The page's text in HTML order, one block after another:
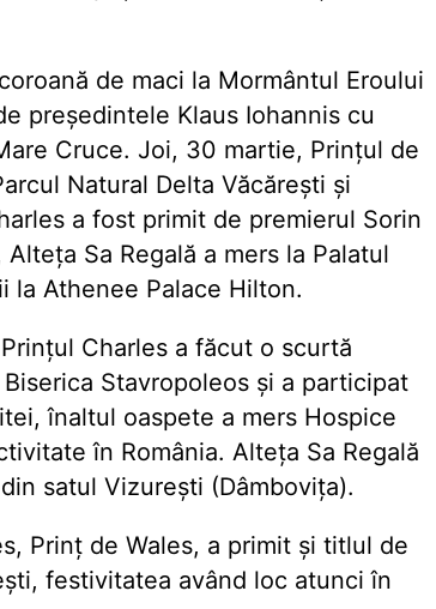
de maci la Mormântul Eroului
președintele Klaus Iohannis cu
Cruce. Joi, 30 martie, Prințul de
Natural Delta Văcărești și
a fost primit de premierul Sorin
Sa Regală a mers la Palatul
la Athenee Palace Hilton.
Charles a făcut o scurtă
Stavropoleos și a participat
înaltul oaspete a mers Hospice
în România. Alteța Sa Regală
satul Vizurești (Dâmbovița).
Prinț de Wales, a primit și titlul de
festivitatea având loc atunci în